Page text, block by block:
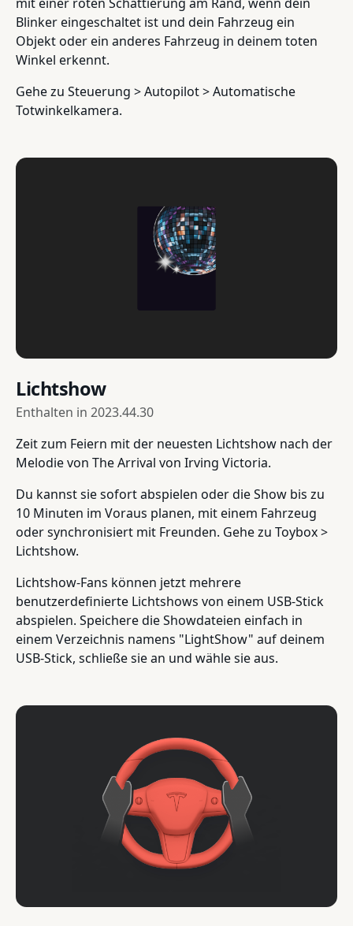
Blinker eingeschaltet ist und dein Fahrzeug ein
Objekt oder ein anderes Fahrzeug in deinem toten
Winkel erkennt.
Gehe zu Steuerung > Autopilot > Automatische
Totwinkelkamera.
Lichtshow
Enthalten in 2023.44.30
Zeit zum Feiern mit der neuesten Lichtshow nach der
Melodie von The Arrival von Irving Victoria.
Du kannst sie sofort abspielen oder die Show bis zu
10 Minuten im Voraus planen, mit einem Fahrzeug
oder synchronisiert mit Freunden. Gehe zu Toybox >
Lichtshow.
Lichtshow-Fans können jetzt mehrere
benutzerdefinierte Lichtshows von einem USB-Stick
abspielen. Speichere die Showdateien einfach in
einem Verzeichnis namens "LightShow" auf deinem
USB-Stick, schließe sie an und wähle sie aus.